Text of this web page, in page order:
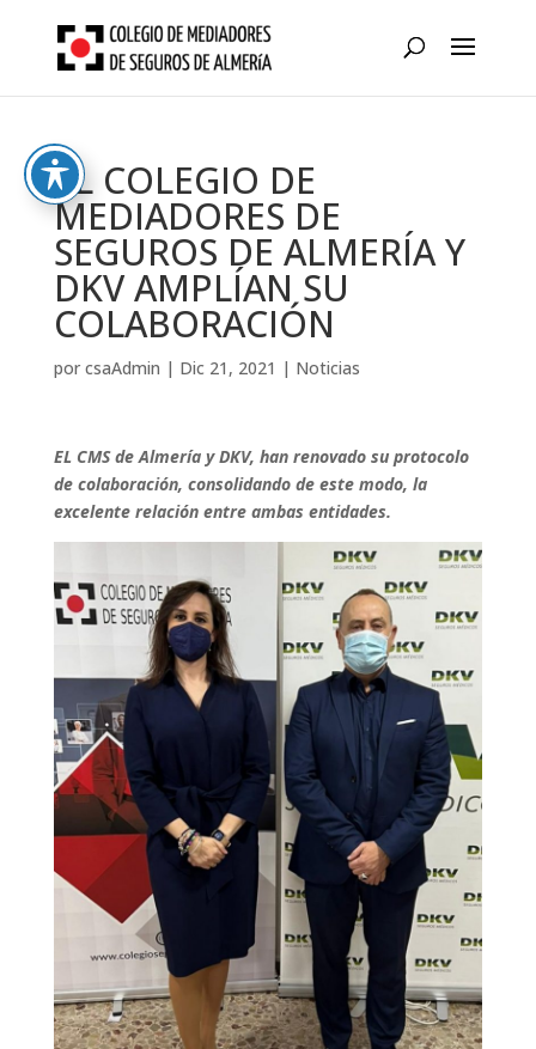
content
EL COLEGIO DE
MEDIADORES DE
SEGUROS DE ALMERÍA Y
DKV AMPLÍAN SU
COLABORACIÓN
por csaAdmin | Dic 21, 2021 | Noticias
EL CMS de Almería y DKV, han renovado su protocolo
de colaboración, consolidando de este modo, la
excelente relación entre ambas entidades.